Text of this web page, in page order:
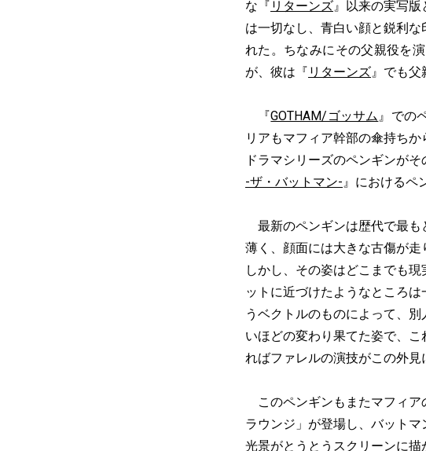
な『 リターンズ』以来の実写
は一切なし、青白い顔と鋭利
れた。ちなみにその父親役を
が、彼は『 リターンズ』でも父
『GOTHAM/ゴッサム』での
リアもマフィア幹部の傘持ち
ドラマシリーズのペンギンが
-ザ・バットマン-』におけるペ
最新のペンギンは歴代で最も
薄く、顔面には大きな古傷が走
しかし、その姿はどこまでも
ットに近づけたようなところ
うベクトルのものによって、
いほどの変わり果てた姿で、
ればファレルの演技がこの外見
このペンギンもまたマフィア
ラウンジ」が登場し、バット
光景がとうとうスクリーンに